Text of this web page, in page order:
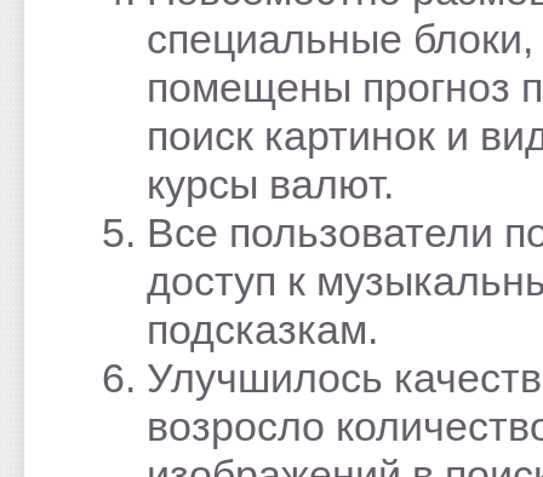
специальные блоки,
помещены прогноз
поиск картинок и
курсы валют.
Все пользователи
доступ к
подсказкам.
Улучшилось
возросло